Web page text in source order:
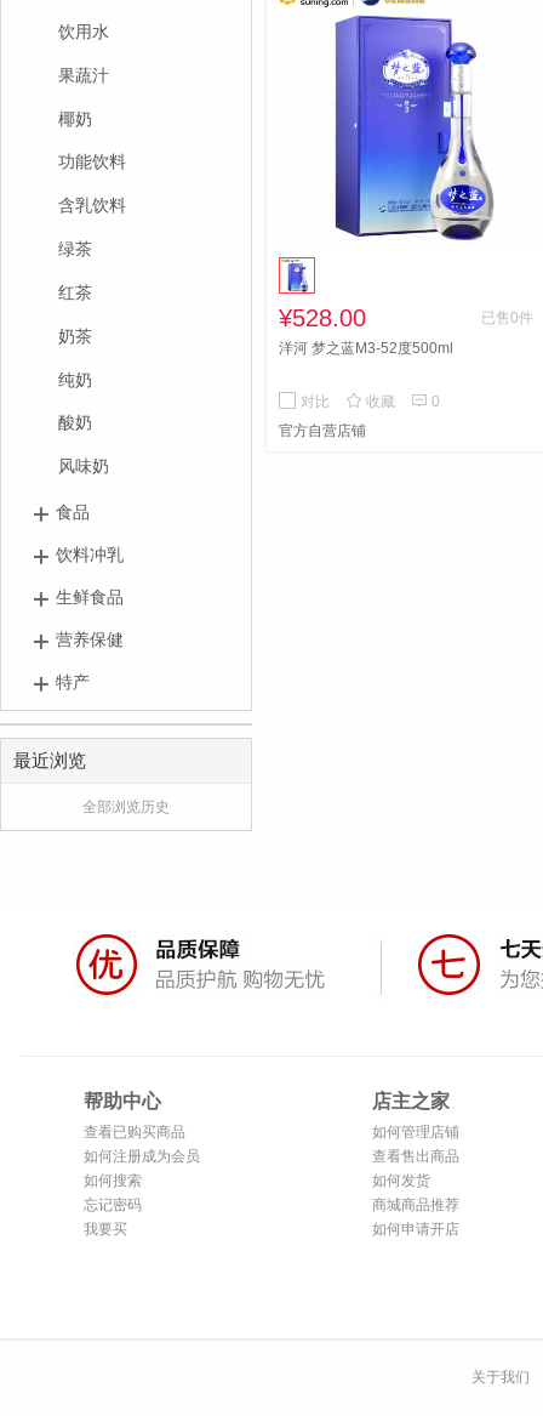
饮用水
果蔬汁
椰奶
功能饮料
含乳饮料
绿茶
红茶
奶茶
纯奶
酸奶
风味奶
食品
饮料冲乳
生鲜食品
营养保健
特产
最近浏览
全部浏览历史
¥528.00
已售0件
洋河 梦之蓝M3-52度500ml
对比  收藏  0
官方自营店铺
帮助中心
查看已购买商品
如何注册成为会员
如何搜索
忘记密码
我要买
店主之家
如何管理店铺
查看售出商品
如何发货
商城商品推荐
如何申请开店
关于我们